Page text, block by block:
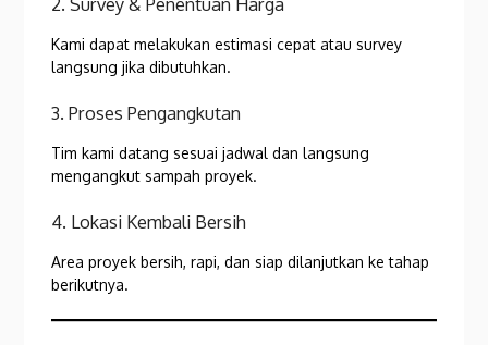
Kami dapat melakukan estimasi cepat atau survey
langsung jika dibutuhkan.
3. Proses Pengangkutan
Tim kami datang sesuai jadwal dan langsung
mengangkut sampah proyek.
4. Lokasi Kembali Bersih
Area proyek bersih, rapi, dan siap dilanjutkan ke tahap
berikutnya.